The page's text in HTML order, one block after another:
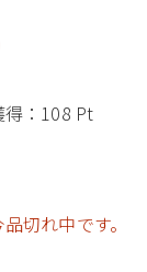
： 108 Pt
切れ中です。